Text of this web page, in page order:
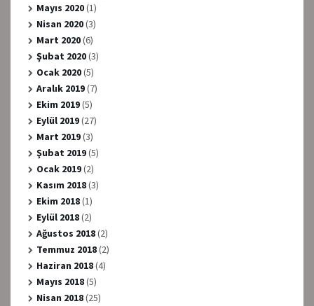
Mayıs 2020(1)
Nisan 2020(3)
Mart 2020(6)
Şubat 2020(3)
Ocak 2020(5)
Aralık 2019(7)
Ekim 2019(5)
Eylül 2019(27)
Mart 2019(3)
Şubat 2019(5)
Ocak 2019(2)
Kasım 2018(3)
Ekim 2018(1)
Eylül 2018(2)
Ağustos 2018(2)
Temmuz 2018(2)
Haziran 2018(4)
Mayıs 2018(5)
Nisan 2018(25)